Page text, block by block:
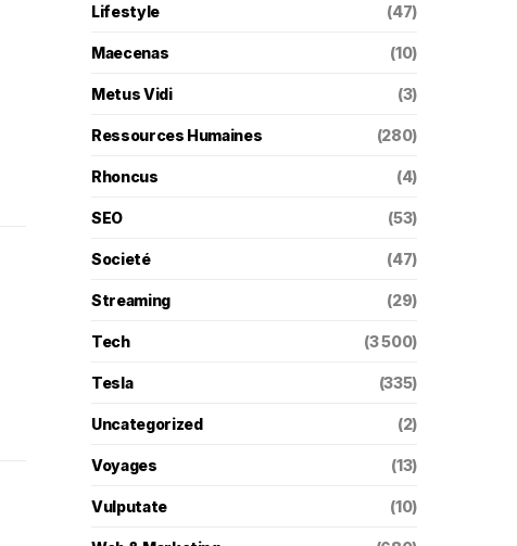
Lifestyle (47)
Maecenas (10)
Metus Vidi (3)
Ressources Humaines (280)
Rhoncus (4)
SEO (53)
Societé (47)
Streaming (29)
Tech (3 500)
Tesla (335)
Uncategorized (2)
Voyages (13)
Vulputate (10)